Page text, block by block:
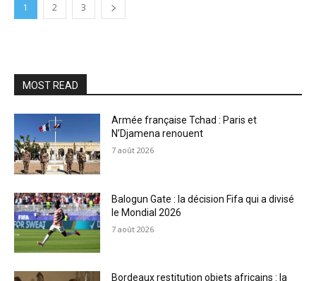
1 2 3
MOST READ
Armée française Tchad : Paris et
N’Djamena renouent
7 août 2026
Balogun Gate : la décision Fifa qui a divisé
le Mondial 2026
7 août 2026
Bordeaux restitution objets africains : la